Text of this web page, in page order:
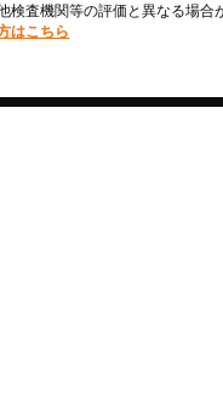
検査機関等の評価と異なる場合
はこちら